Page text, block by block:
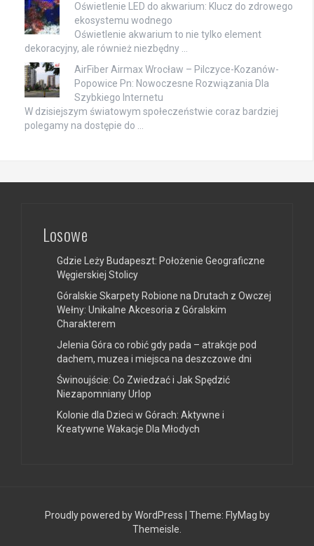
Oświetlenie LED do akwarium: Klucz do zdrowego
ekosystemu wodnego
Oświetlenie akwarium to nie tylko element
dekoracyjny, ale również niezbędny …
AirFiber Airmax Wrocław – Pilczyce-Kozanów-
Popowice Pn: Nowoczesne Rozwiązania Dla
Szybkiego Internetu
W dzisiejszym światowym społeczeństwie coraz bardziej
polegamy na dostępie do …
Losowe
Gdzie Leży Budapeszt: Położenie Geograficzne
Węgierskiej Stolicy
Góralskie Skarpety Robione na Drutach z Owczej
Wełny: Unikalne Akcesoria z Góralskim
Charakterem
Jelenia Góra co robić gdy pada – atrakcje pod
dachem, muzea i miejsca na deszczowe dni
Świnoujście: Co Zwiedzać i Jak Spędzić
Niezapomniany Urlop
Kolonie dla Dzieci w Górach: Aktywne i
Kreatywne Wakacje Dla Młodych
Proudly powered by WordPress Theme: FlyMag by
Themeisle.